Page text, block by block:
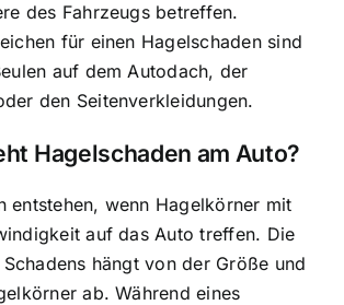
des Fahrzeugs betreffen.
für einen Hagelschaden sind
auf dem Autodach, der
den Seitenverkleidungen.
Hagelschaden am Auto?
entstehen, wenn Hagelkörner mit
auf das Auto treffen. Die
hängt von der Größe und
ab. Während eines